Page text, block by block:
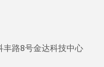
丰路8号金达科技中心